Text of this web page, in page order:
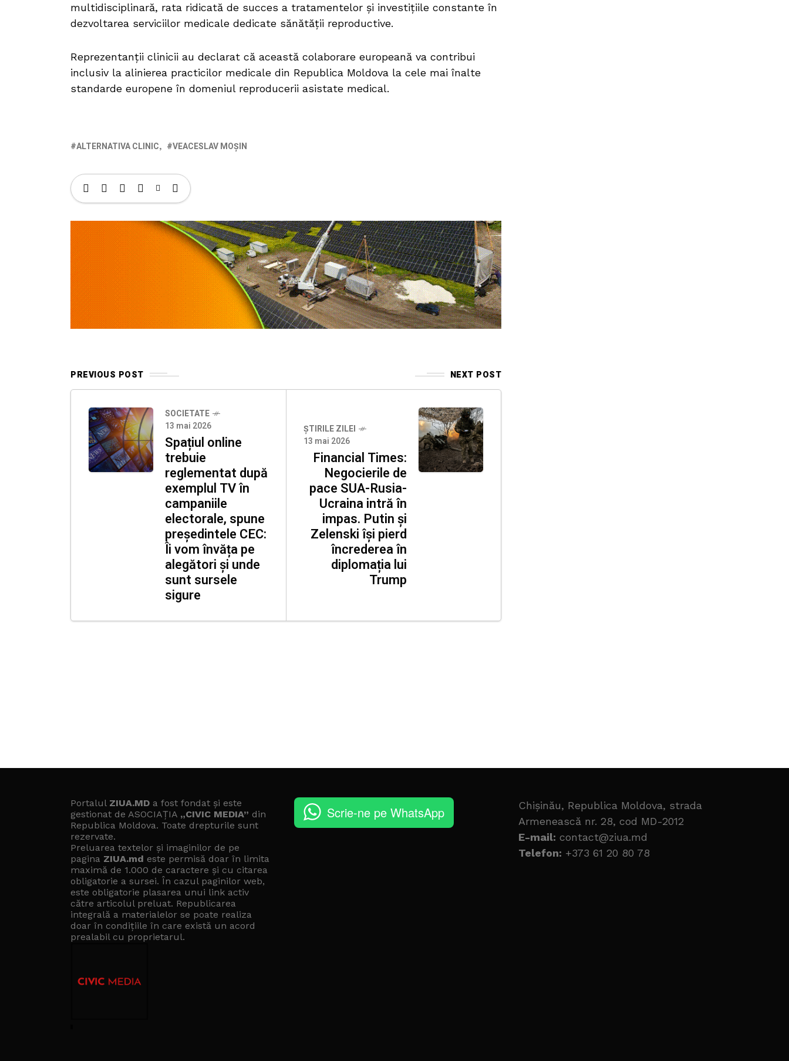
multidisciplinară, rata ridicată de succes a tratamentelor și investițiile constante în
dezvoltarea serviciilor medicale dedicate sănătății reproductive.
Reprezentanții clinicii au declarat că această colaborare europeană va contribui
inclusiv la alinierea practicilor medicale din Republica Moldova la cele mai înalte
standarde europene în domeniul reproducerii asistate medical.
ALTERNATIVA CLINIC VEACESLAV MOȘIN
PREVIOUS POST NEXT POST
SOCIETATE
13 mai 2026
Spațiul online
trebuie
reglementat după
exemplul TV în
campaniile
electorale, spune
președintele CEC:
Îi vom învăța pe
alegători și unde
sunt sursele
sigure
ȘTIRILE ZILEI
13 mai 2026
Financial Times:
Negocierile de
pace SUA-Rusia-
Ucraina intră în
impas. Putin și
Zelenski își pierd
încrederea în
diplomația lui
Trump
Portalul ZIUA.MD a fost fondat și este
gestionat de ASOCIAȚIA „CIVIC MEDIA” din
Republica Moldova. Toate drepturile sunt
rezervate.
Preluarea textelor și imaginilor de pe
pagina ZIUA.md este permisă doar în limita
maximă de 1.000 de caractere și cu citarea
obligatorie a sursei. În cazul paginilor web,
este obligatorie plasarea unui link activ
către articolul preluat. Republicarea
integrală a materialelor se poate realiza
doar în condițiile în care există un acord
prealabil cu proprietarul.
Scrie-ne pe WhatsApp
Chișinău, Republica Moldova, strada
Armenească nr. 28, cod MD-2012
E-mail: contact@ziua.md
Telefon: +373 61 20 80 78